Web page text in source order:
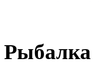
Рыбалка